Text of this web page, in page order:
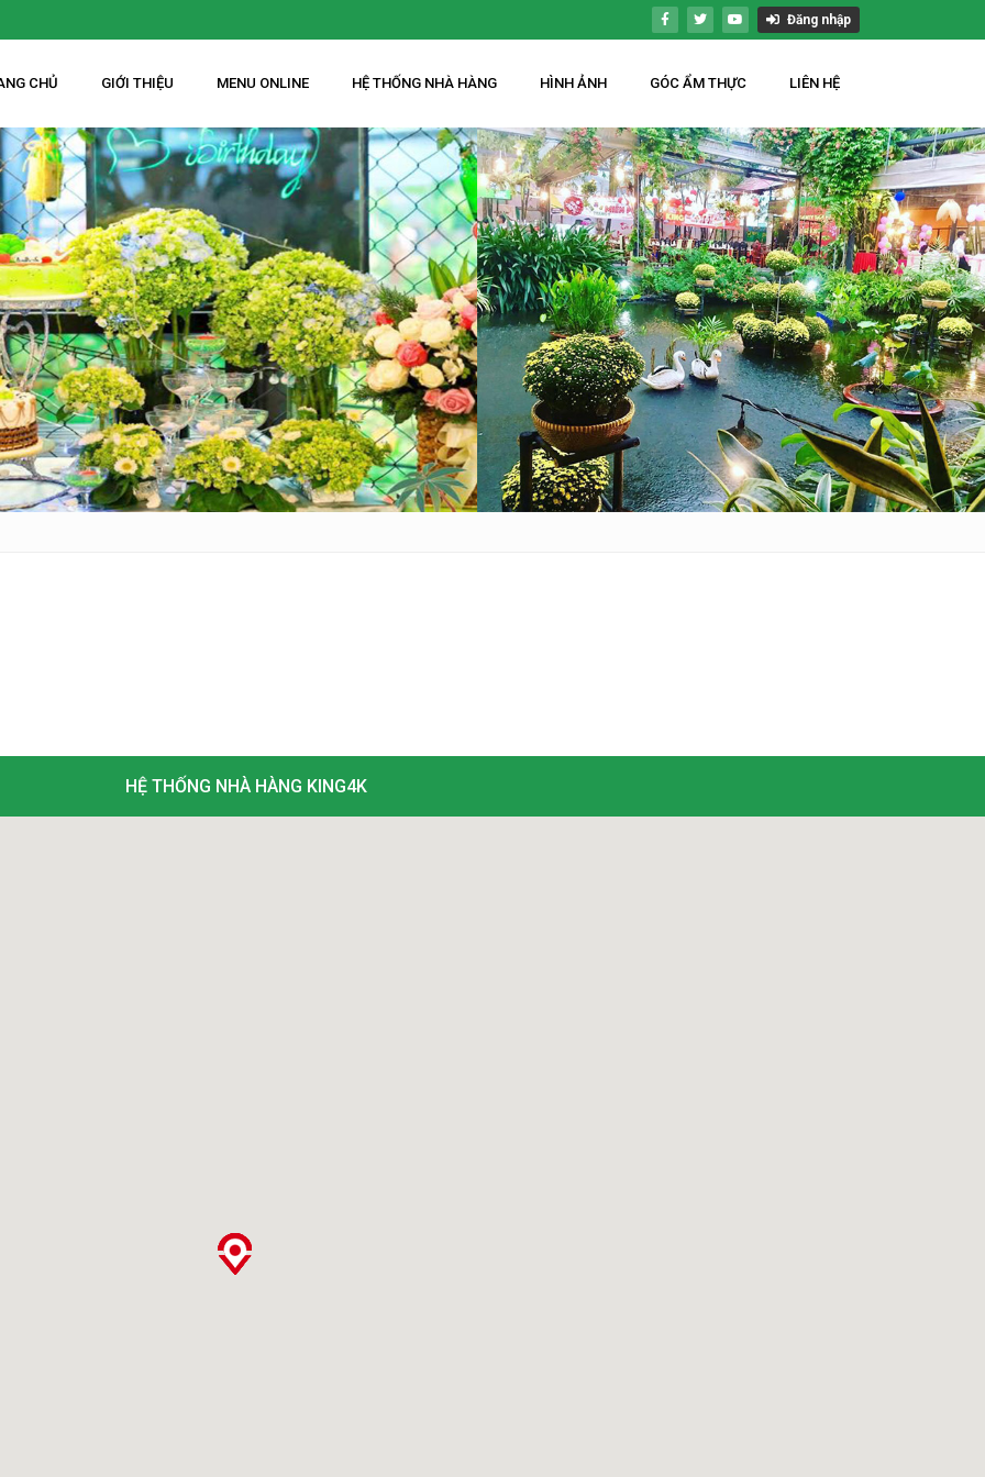
Đăng nhập
CHỦ GIỚI THIỆU MENU ONLINE HỆ THỐNG NHÀ HÀNG HÌNH ẢNH GÓC ẨM THỰC LIÊN HỆ
HỆ THỐNG NHÀ HÀNG KING4K